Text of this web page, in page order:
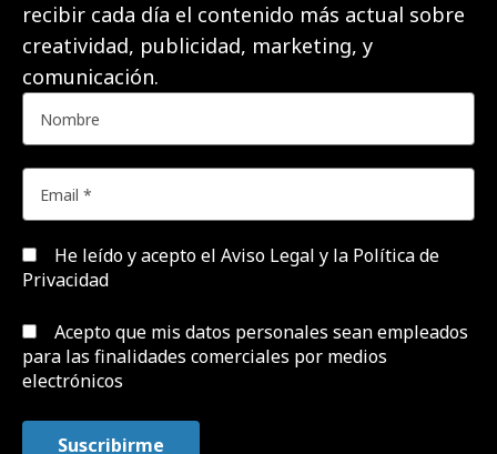
recibir cada día el contenido más actual sobre
creatividad, publicidad, marketing, y
comunicación.
He leído y acepto el Aviso Legal y la Política de
Privacidad
Acepto que mis datos personales sean empleados
para las finalidades comerciales por medios
electrónicos